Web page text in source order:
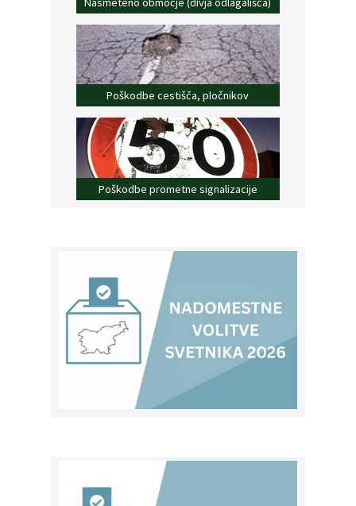
Poškodbe cestišča, pločnikov
Poškodbe prometne signalizacije